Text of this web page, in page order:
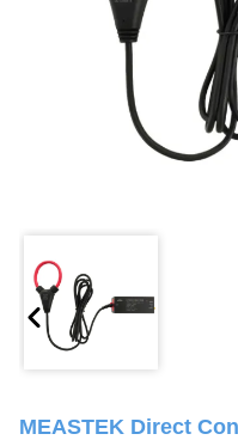
MEASTEK Direct